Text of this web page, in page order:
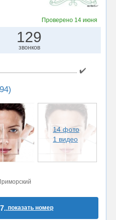
Проверено 14 июня
129
звонков
✔️
14 фото
1 видео
показать номер